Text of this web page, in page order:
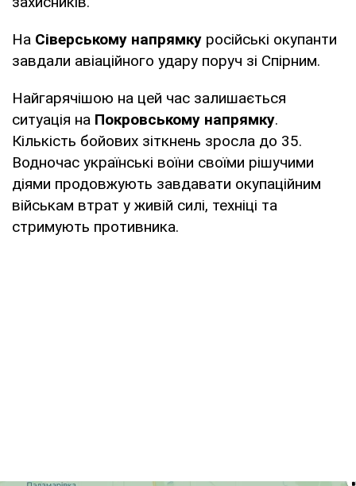
На Сіверському напрямку російські окупанти
завдали авіаційного удару поруч зі Спірним.
Найгарячішою на цей час залишається
ситуація на Покровському напрямку.
Кількість бойових зіткнень зросла до 35.
Водночас українські воїни своїми рішучими
діями продовжують завдавати окупаційним
військам втрат у живій силі, техніці та
стримують противника.